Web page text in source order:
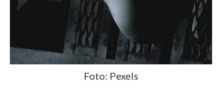
Foto: Pexels